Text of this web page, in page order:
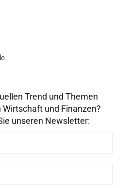
Trend und Themen
Wirtschaft und Finanzen?
unseren Newsletter: